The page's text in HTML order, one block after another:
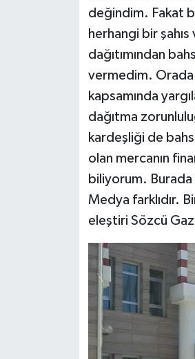
değindim. Fakat
herhangi bir
dağıtımından
vermedim. Orada
kapsamında
dağıtma
kardeşliği de
olan mercanın
biliyorum.
Medya farklıdır.
eleştiri Sözcü